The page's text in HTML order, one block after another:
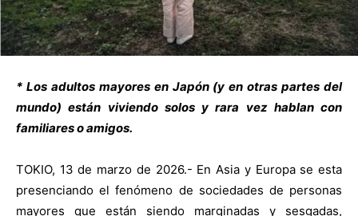
* Los adultos mayores en Japón (y en otras partes del
mundo) están viviendo solos y rara vez hablan con
familiares o amigos.
TOKIO, 13 de marzo de 2026.- En Asia y Europa se esta
presenciando el fenómeno de sociedades de personas
mayores que están siendo marginadas y sesgadas,